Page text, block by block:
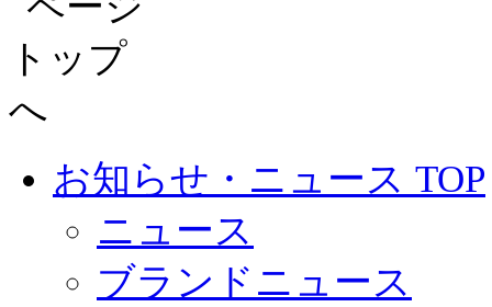
お知らせ・ニュース TOP
ニュース
ブランドニュース